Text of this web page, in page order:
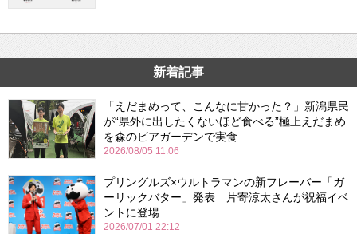
新着記事
「えだまめって、こんなに甘かった？」新潟県民
が“県外に出したくないほど食べる”極上えだまめ
を森のビアガーデンで実食
2026/08/05 11:06
プリングルズ×ウルトラマンの新フレーバー「ガ
ーリックバター」発表 片寄涼太さんが祝福イベ
ントに登場
2026/07/01 22:12